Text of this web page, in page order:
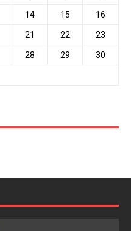
14 15 16
21 22 23
28 29 30